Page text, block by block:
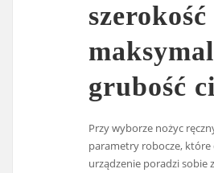
grubość
Przy wyborze nożyc
parametry robocze, które
urządzenie poradzi sobie